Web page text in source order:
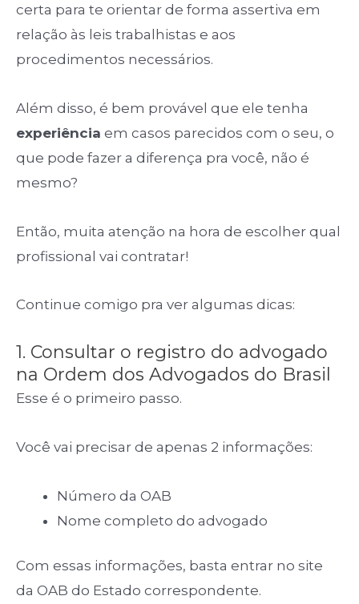
certa para te orientar de forma assertiva em
relação às leis trabalhistas e aos
procedimentos necessários.
Além disso, é bem provável que ele tenha
experiência em casos parecidos com o seu, o
que pode fazer a diferença pra você, não é
mesmo?
Então, muita atenção na hora de escolher qual
profissional vai contratar!
Continue comigo pra ver algumas dicas:
1. Consultar o registro do advogado
na Ordem dos Advogados do Brasil
Esse é o primeiro passo.
Você vai precisar de apenas 2 informações:
Número da OAB
Nome completo do advogado
Com essas informações, basta entrar no site
da OAB do Estado correspondente.